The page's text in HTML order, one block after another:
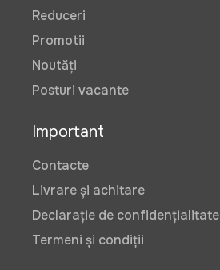
Reduceri
Promotii
Noutăți
Posturi vacante
Important
Contacte
Livrare și achitare
Declarație de confidențialitate
Termeni și condiții